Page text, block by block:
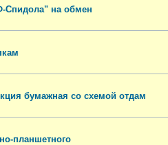
на обмен
бумажная со схемой отдам
планшетного